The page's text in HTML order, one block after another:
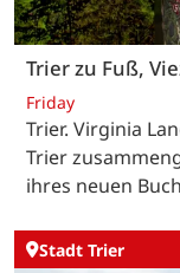
Trier zu Fuß,
Friday
Trier. Virginia
Trier
ihres neuen
Stadt Trier